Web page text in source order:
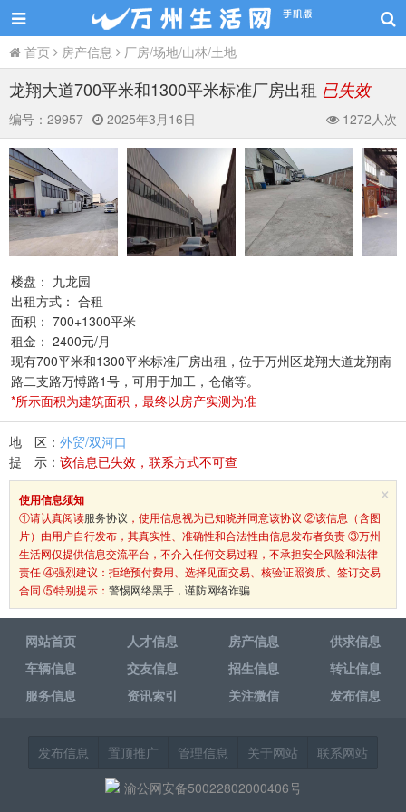
首页 房产信息 厂房/场地/山林/土地
龙翔大道700平米和1300平米标准厂房出租 已失效
编号： 29957 2025年3月16日 1272人次
楼盘： 九龙园
出租方式： 合租
面积： 700+1300平米
租金： 2400元/月
现有700平米和1300平米标准厂房出租，位于万州区龙翔大道龙翔南
路二支路万愽路1号，可用于加工，仓储等。
*所示面积为建筑面积，最终以房产实测为准
地 区： 外贸/双河口
提 示： 该信息已失效，联系方式不可查
×
使用信息须知
①请认真阅读服务协议 ，使用信息视为已知晓并同意该协议 ②该信息（含图
片）由用户自行发布，其真实性、准确性和合法性由信息发布者负责 ③万州
生活网仅提供信息交流平台，不介入任何交易过程，不承担安全风险和法律
责任 ④强烈建议：拒绝预付费用、选择见面交易、核验证照资质、签订交易
合同 ⑤特别提示： 警惕网络黑手，谨防网络诈骗
网站首页 人才信息 房产信息
供求信息
车辆信息
交友信息 招生信息
转让信息
服务信息
资讯索引 关注微信 发布信息
发布信息 置顶推广 管理信息 关于网站
联系网站
渝公网安备50022802000406号